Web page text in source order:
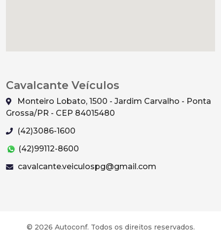
Cavalcante Veículos
Monteiro Lobato, 1500 - Jardim Carvalho - Ponta
Grossa/PR - CEP 84015480
(42)3086-1600
(42)99112-8600
cavalcante.veiculospg@gmail.com
© 2026 Autoconf. Todos os direitos reservados.